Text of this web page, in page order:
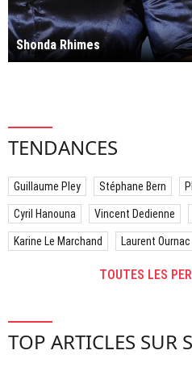
Shonda Rhimes
TENDANCES
Guillaume Pley Stéphane Bern
Cyril Hanouna Vincent Dedienne
Karine Le Marchand Laurent Ournac
TOUTES LES
TOP ARTICLES SUR